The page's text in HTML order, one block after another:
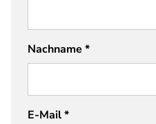
Nachname *
E-Mail*